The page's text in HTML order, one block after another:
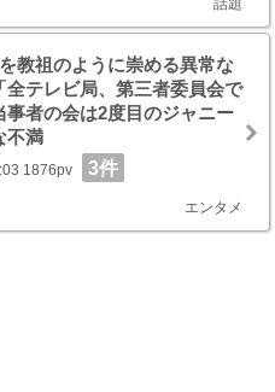
話題
教祖のように崇める異常な
全テレビ局、第三者委員会で
事者の会は2度目のジャニー
不満
1876pv 3件
エンタメ